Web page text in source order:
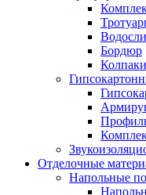
Бордюр
Отделочные
Напольные